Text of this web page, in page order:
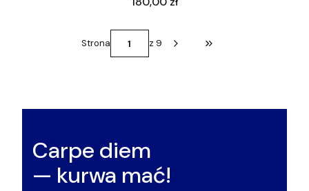
Strona z 9 Przejdź do ostatniej
Carpe diem
— kurwa mać!